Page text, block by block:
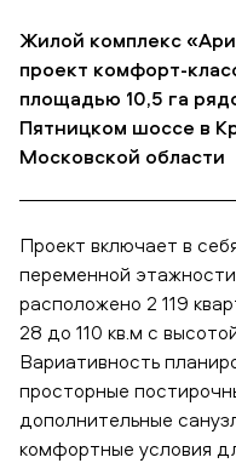
Жилой комплекс
проект комфорт-
площадью 10,5 га
Пятницком шоссе в
Московской области
Проект включает в
переменной
расположено 2 119
28 до 110 кв.м с
Вариативность
просторные
дополнительные
комфортные условия